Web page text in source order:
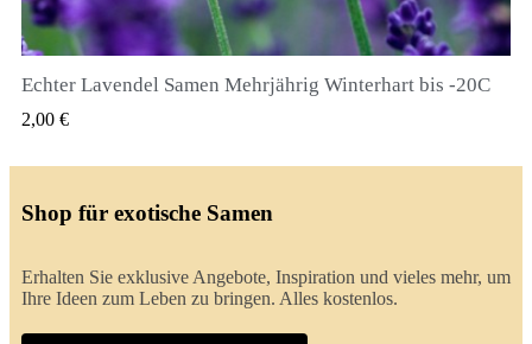
QUICK VIEW
Echter Lavendel Samen Mehrjährig Winterhart bis -20C
2,00 €
Shop für exotische Samen
Erhalten Sie exklusive Angebote, Inspiration und vieles mehr, um
Ihre Ideen zum Leben zu bringen. Alles kostenlos.